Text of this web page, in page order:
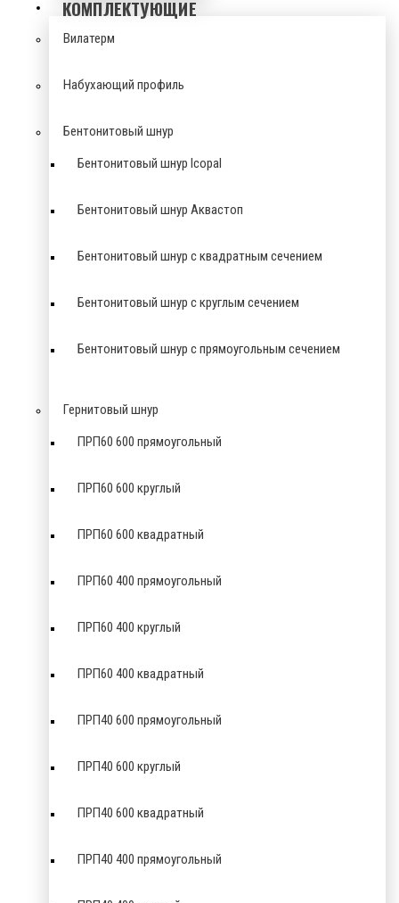
КОМПЛЕКТУЮЩИЕ
Вилатерм
Набухающий профиль
Бентонитовый шнур
Бентонитовый шнур Icopal
Бентонитовый шнур Аквастоп
Бентонитовый шнур с квадратным сечением
Бентонитовый шнур с круглым сечением
Бентонитовый шнур с прямоугольным сечением
Гернитовый шнур
ПРП60 600 прямоугольный
ПРП60 600 круглый
ПРП60 600 квадратный
ПРП60 400 прямоугольный
ПРП60 400 круглый
ПРП60 400 квадратный
ПРП40 600 прямоугольный
ПРП40 600 круглый
ПРП40 600 квадратный
ПРП40 400 прямоугольный